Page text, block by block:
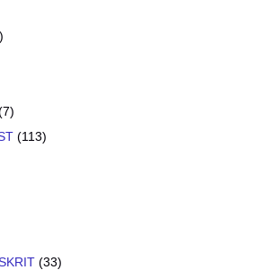
(113)
(33)